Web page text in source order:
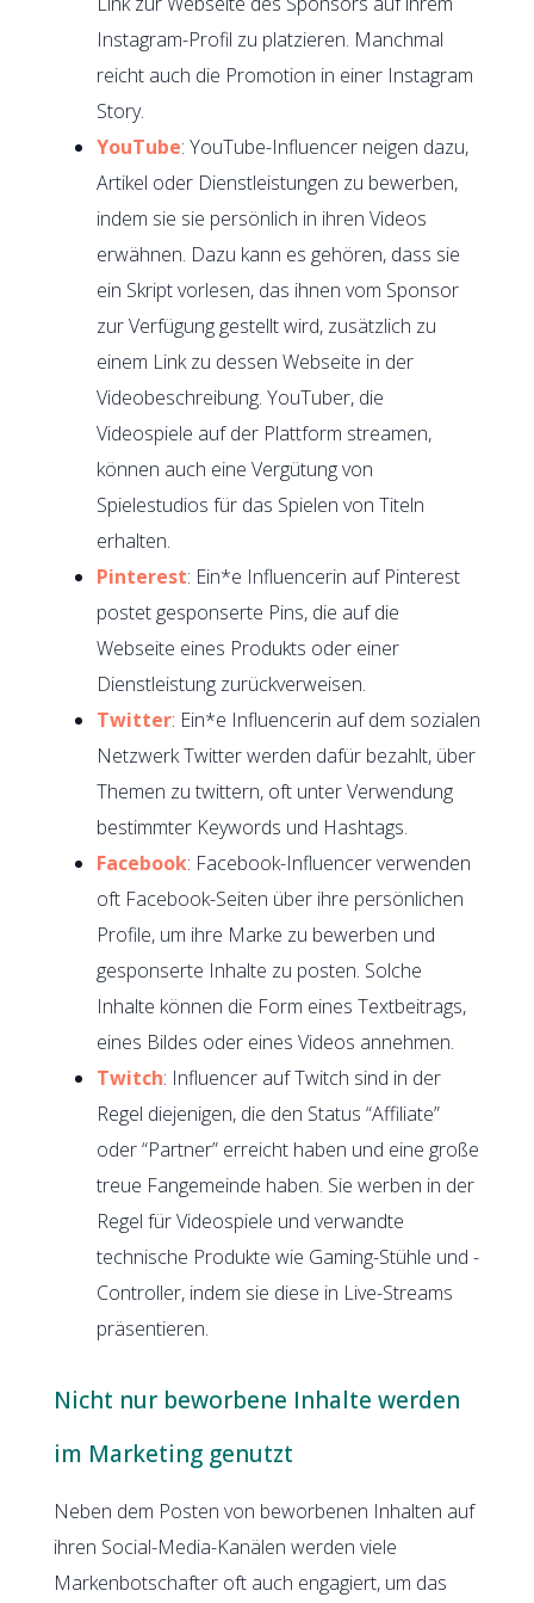
Instagram-Profil zu platzieren. Manchmal
reicht auch die Promotion in einer Instagram
Story.
YouTube: YouTube-Influencer neigen dazu,
Artikel oder Dienstleistungen zu bewerben,
indem sie sie persönlich in ihren Videos
erwähnen. Dazu kann es gehören, dass sie
ein Skript vorlesen, das ihnen vom Sponsor
zur Verfügung gestellt wird, zusätzlich zu
einem Link zu dessen Webseite in der
Videobeschreibung. YouTuber, die
Videospiele auf der Plattform streamen,
können auch eine Vergütung von
Spielestudios für das Spielen von Titeln
erhalten.
Pinterest: Ein*e Influencerin auf Pinterest
postet gesponserte Pins, die auf die
Webseite eines Produkts oder einer
Dienstleistung zurückverweisen.
Twitter: Ein*e Influencerin auf dem sozialen
Netzwerk Twitter werden dafür bezahlt, über
Themen zu twittern, oft unter Verwendung
bestimmter Keywords und Hashtags.
Facebook: Facebook-Influencer verwenden
oft Facebook-Seiten über ihre persönlichen
Profile, um ihre Marke zu bewerben und
gesponserte Inhalte zu posten. Solche
Inhalte können die Form eines Textbeitrags,
eines Bildes oder eines Videos annehmen.
Twitch: Influencer auf Twitch sind in der
Regel diejenigen, die den Status “Affiliate”
oder “Partner” erreicht haben und eine große
treue Fangemeinde haben. Sie werben in der
Regel für Videospiele und verwandte
technische Produkte wie Gaming-Stühle und -
Controller, indem sie diese in Live-Streams
präsentieren.
Nicht nur beworbene Inhalte werden
im Marketing genutzt
Neben dem Posten von beworbenen Inhalten auf
ihren Social-Media-Kanälen werden viele
Markenbotschafter oft auch engagiert, um das